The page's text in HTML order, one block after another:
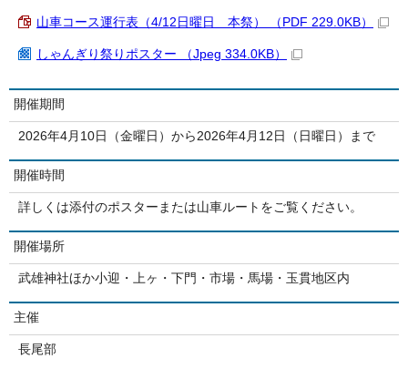
山車コース運行表（4/12日曜日 本祭） （PDF 229.0KB）
しゃんぎり祭りポスター （Jpeg 334.0KB）
開催期間
2026年4月10日（金曜日）から2026年4月12日（日曜日）まで
開催時間
詳しくは添付のポスターまたは山車ルートをご覧ください。
開催場所
武雄神社ほか小迎・上ヶ・下門・市場・馬場・玉貫地区内
主催
長尾部